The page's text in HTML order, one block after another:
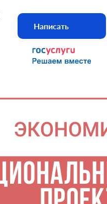
Написать